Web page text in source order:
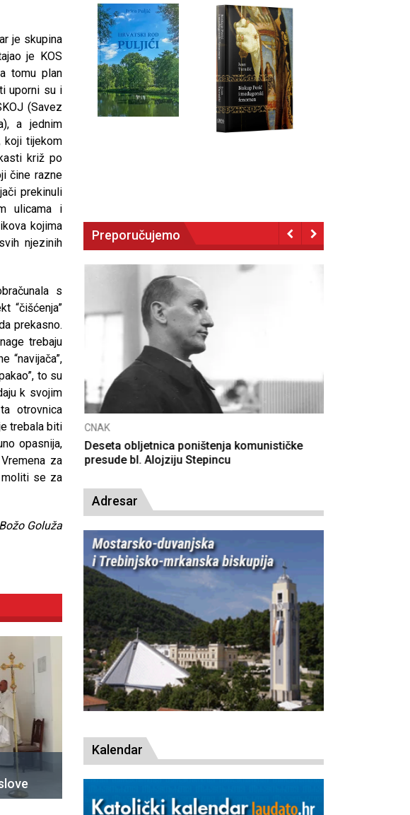
je skupina
je KOS
tomu plan
uporni su i
(Savez
a jednim
koji tijekom
križ po
čine razne
prekinuli
ulicama i
kojima
njezinih
s
“čišćenja”
prekasno.
trebaju
“navijača”,
to su
k svojim
otrovnica
trebala biti
opasnija,
za
moliti se za
Božo Goluža
Preporučujemo
CNAK
Deseta obljetnica poništenja komunističke
presude bl. Alojziju Stepincu
Adresar
Kalendar